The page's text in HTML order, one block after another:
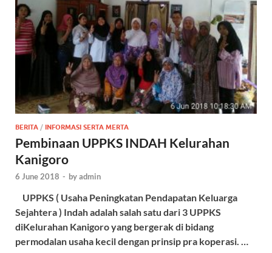
BERITA / INFORMASI SERTA MERTA
Pembinaan UPPKS INDAH Kelurahan
Kanigoro
6 June 2018 - byadmin
UPPKS ( Usaha Peningkatan Pendapatan Keluarga
Sejahtera ) Indah adalah salah satu dari 3 UPPKS
diKelurahan Kanigoro yang bergerak di bidang
permodalan usaha kecil dengan prinsip pra koperasi. …